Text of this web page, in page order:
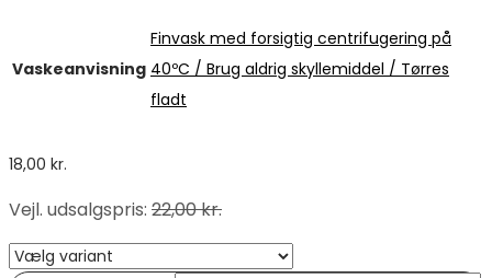
Vaskeanvisning
Finvask med forsigtig centrifugering på
40ºC / Brug aldrig skyllemiddel / Tørres
fladt
18,00 kr.
Vejl. udsalgspris: 22,00kr.